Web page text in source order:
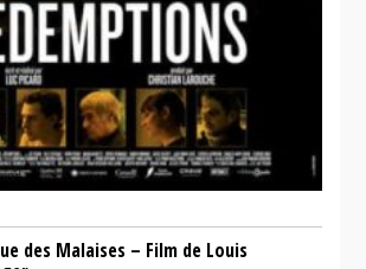
des Malaises – Film de Louis